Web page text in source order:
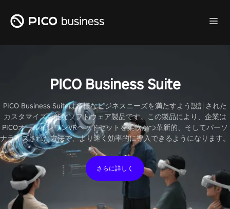
PICO Business Suite
PICO Business Suiteは多様なビジネスニーズを満たすよう設計された
カスタマイズ可能なソフトウェア製品です。この製品により、企業は
PICOオールインワンVRヘッドセットを柔軟かつ革新的、そしてパーソ
ナライズされた方法で、より速く効率的に導入できるようになります。
さらに詳しく